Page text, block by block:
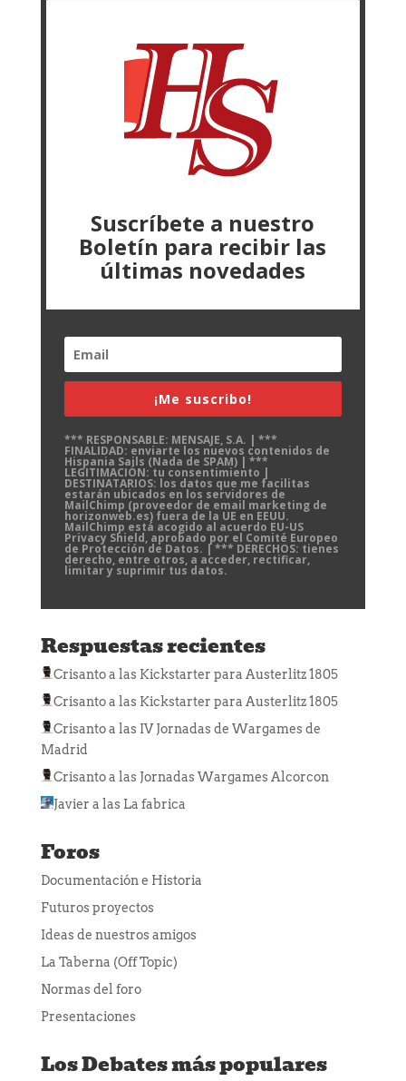
Suscríbete a nuestro
Boletín para recibir las
últimas novedades
¡Me suscribo!
*** RESPONSABLE: MENSAJE, S.A. | ***
FINALIDAD: enviarte los nuevos contenidos de
Hispania Sails (Nada de SPAM) | ***
LEGITIMACIÓN: tu consentimiento |
DESTINATARIOS: los datos que me facilitas
estarán ubicados en los servidores de
MailChimp (proveedor de email marketing de
horizonweb.es) fuera de la UE en EEUU.
MailChimp está acogido al acuerdo EU-US
Privacy Shield, aprobado por el Comité Europeo
de Protección de Datos. | *** DERECHOS: tienes
derecho, entre otros, a acceder, rectificar,
limitar y suprimir tus datos.
Respuestas recientes
Crisantoa las Kickstarter para Austerlitz 1805
Crisantoa las Kickstarter para Austerlitz 1805
Crisantoa las IV Jornadas de Wargames de
Madrid
Crisantoa las Jornadas Wargames Alcorcon
Javier a las La fabrica
Foros
Documentación e Historia
Futuros proyectos
Ideas de nuestros amigos
La Taberna (Off Topic)
Normas del foro
Presentaciones
Los Debates más populares